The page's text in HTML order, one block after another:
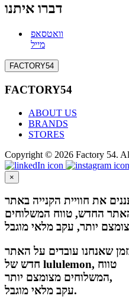
דברו איתנו
וואטסאפ
מייל
FACTORY54
FACTORY54
ABOUT US
BRANDS
STORES
Copyright © 2026 Factory 54.
×
החדש, טווח המשלוחים
שאנחנו עובדים על האתר
חדש של lululemon, טווח
המשלוחים מצומצם יותר,
עקב מלאי מוגבל.